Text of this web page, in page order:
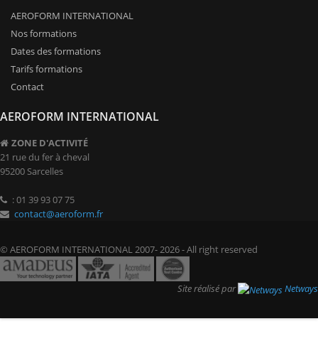
AEROFORM INTERNATIONAL
Nos formations
Dates des formations
Tarifs formations
Contact
AEROFORM INTERNATIONAL
ZONE D'ACTIVITÉ
21 rue du fer à cheval
95200 Sarcelles
: 01 39 93 07 75
contact@aeroform.fr
© AEROFORM INTERNATIONAL 2007- 2026 - All right reserved
Site réalisé par Netways